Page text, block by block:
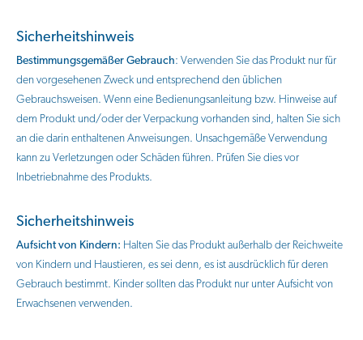
Sicherheitshinweis
Bestimmungsgemäßer Gebrauch: Verwenden Sie das Produkt nur für
den vorgesehenen Zweck und entsprechend den üblichen
Gebrauchsweisen. Wenn eine Bedienungsanleitung bzw. Hinweise auf
dem Produkt und/oder der Verpackung vorhanden sind, halten Sie sich
an die darin enthaltenen Anweisungen. Unsachgemäße Verwendung
kann zu Verletzungen oder Schäden führen. Prüfen Sie dies vor
Inbetriebnahme des Produkts.
Sicherheitshinweis
Aufsicht von Kindern: Halten Sie das Produkt außerhalb der Reichweite
von Kindern und Haustieren, es sei denn, es ist ausdrücklich für deren
Gebrauch bestimmt. Kinder sollten das Produkt nur unter Aufsicht von
Erwachsenen verwenden.